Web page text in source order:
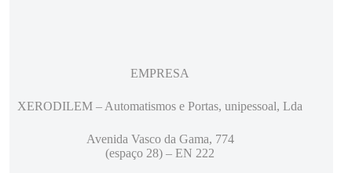
EMPRESA
XERODILEM – Automatismos e Portas, unipessoal, Lda
Avenida Vasco da Gama, 774
(espaço 28) – EN 222